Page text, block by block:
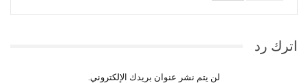
اترك رد
لن يتم نشر عنوان بريدك الإلكتروني.